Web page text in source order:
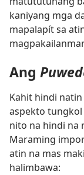
kaniyang mga
mapalapít sa
Ang
Kahit hindi
aspekto tungkol
nito na hindi na
Maraming
atin na mas
halimbawa: